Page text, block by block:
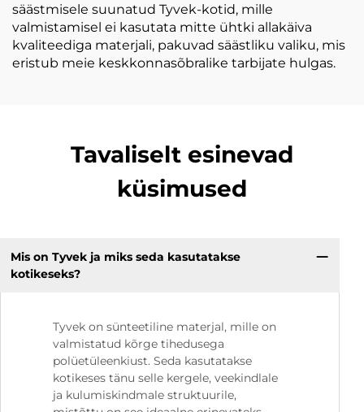
säästmisele suunatud Tyvek-kotid, mille
valmistamisel ei kasutata mitte ühtki allakäiva
kvaliteediga materjali, pakuvad säästliku valiku, mis
eristub meie keskkonnasõbralike tarbijate hulgas.
Tavaliselt esinevad
küsimused
Mis on Tyvek ja miks seda kasutatakse
kotikeseks?
Tyvek on sünteetiline materjal, mille on
valmistatud kõrge tihedusega
polüetüleenkiust. Seda kasutatakse
kotikeses tänu selle kergele, veekindlale
ja kulumiskindmale struktuurile,